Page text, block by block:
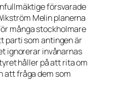
försvarade
Melin planerna
många stockholmare
parti som antingen är
ignorerar invånarnas
håller på att rita om
att fråga dem som